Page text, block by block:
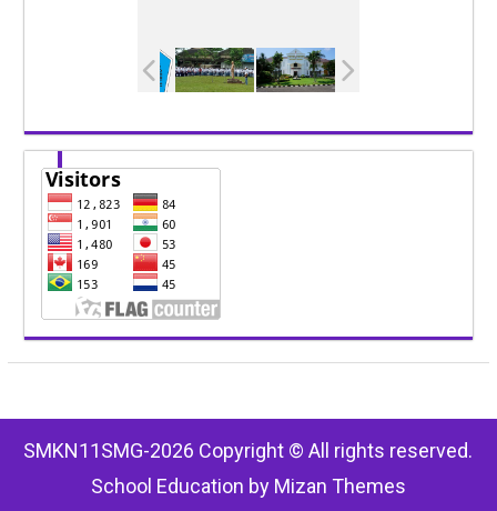
SMKN11SMG-2026 Copyright © All rights reserved.
School Education by Mizan Themes